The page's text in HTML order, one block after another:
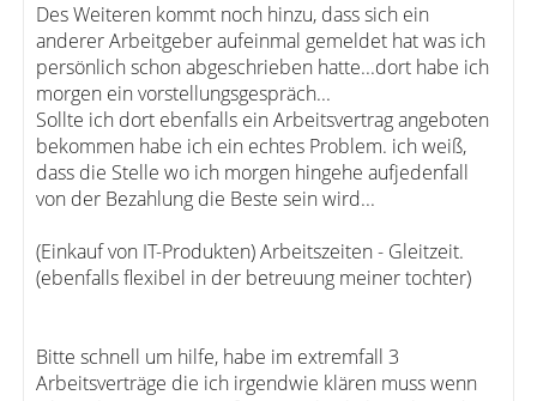
Des Weiteren kommt noch hinzu, dass sich ein
anderer Arbeitgeber aufeinmal gemeldet hat was ich
persönlich schon abgeschrieben hatte...dort habe ich
morgen ein vorstellungsgespräch...
Sollte ich dort ebenfalls ein Arbeitsvertrag angeboten
bekommen habe ich ein echtes Problem. ich weiß,
dass die Stelle wo ich morgen hingehe aufjedenfall
von der Bezahlung die Beste sein wird...
(Einkauf von IT-Produkten) Arbeitszeiten - Gleitzeit.
(ebenfalls flexibel in der betreuung meiner tochter)
Bitte schnell um hilfe, habe im extremfall 3
Arbeitsverträge die ich irgendwie klären muss wenn